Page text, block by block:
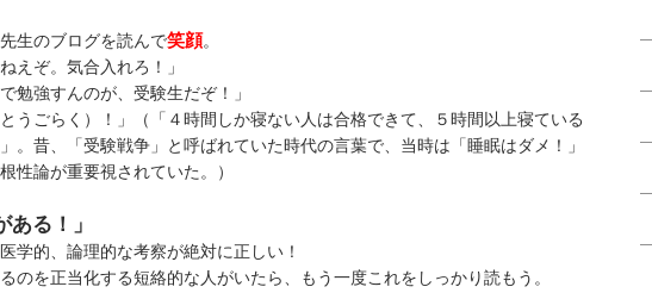
生のブログを読んで笑顔。
えぞ。気合入れろ！」
勉強すんのが、受験生だぞ！」
うごらく）！」（「４時間しか寝ない人は合格できて、５時間以上寝ている
。昔、「受験戦争」と呼ばれていた時代の言葉で、当時は「睡眠はダメ！」
性論が重要視されていた。）
ある！」
学的、論理的な考察が絶対に正しい！
のを正当化する短絡的な人がいたら、もう一度これをしっかり読もう。